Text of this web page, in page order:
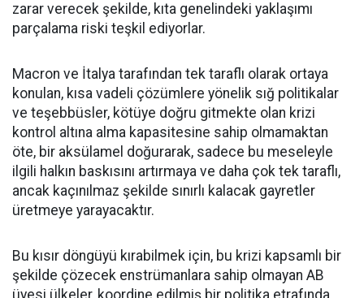
zarar verecek şekilde, kıta genelindeki yaklaşımı
parçalama riski teşkil ediyorlar.
Macron ve İtalya tarafından tek taraflı olarak ortaya
konulan, kısa vadeli çözümlere yönelik sığ politikalar
ve teşebbüsler, kötüye doğru gitmekte olan krizi
kontrol altına alma kapasitesine sahip olmamaktan
öte, bir aksülamel doğurarak, sadece bu meseleyle
ilgili halkın baskısını artırmaya ve daha çok tek taraflı,
ancak kaçınılmaz şekilde sınırlı kalacak gayretler
üretmeye yarayacaktır.
Bu kısır döngüyü kırabilmek için, bu krizi kapsamlı bir
şekilde çözecek enstrümanlara sahip olmayan AB
üyesi ülkeler, koordine edilmiş bir politika etrafında